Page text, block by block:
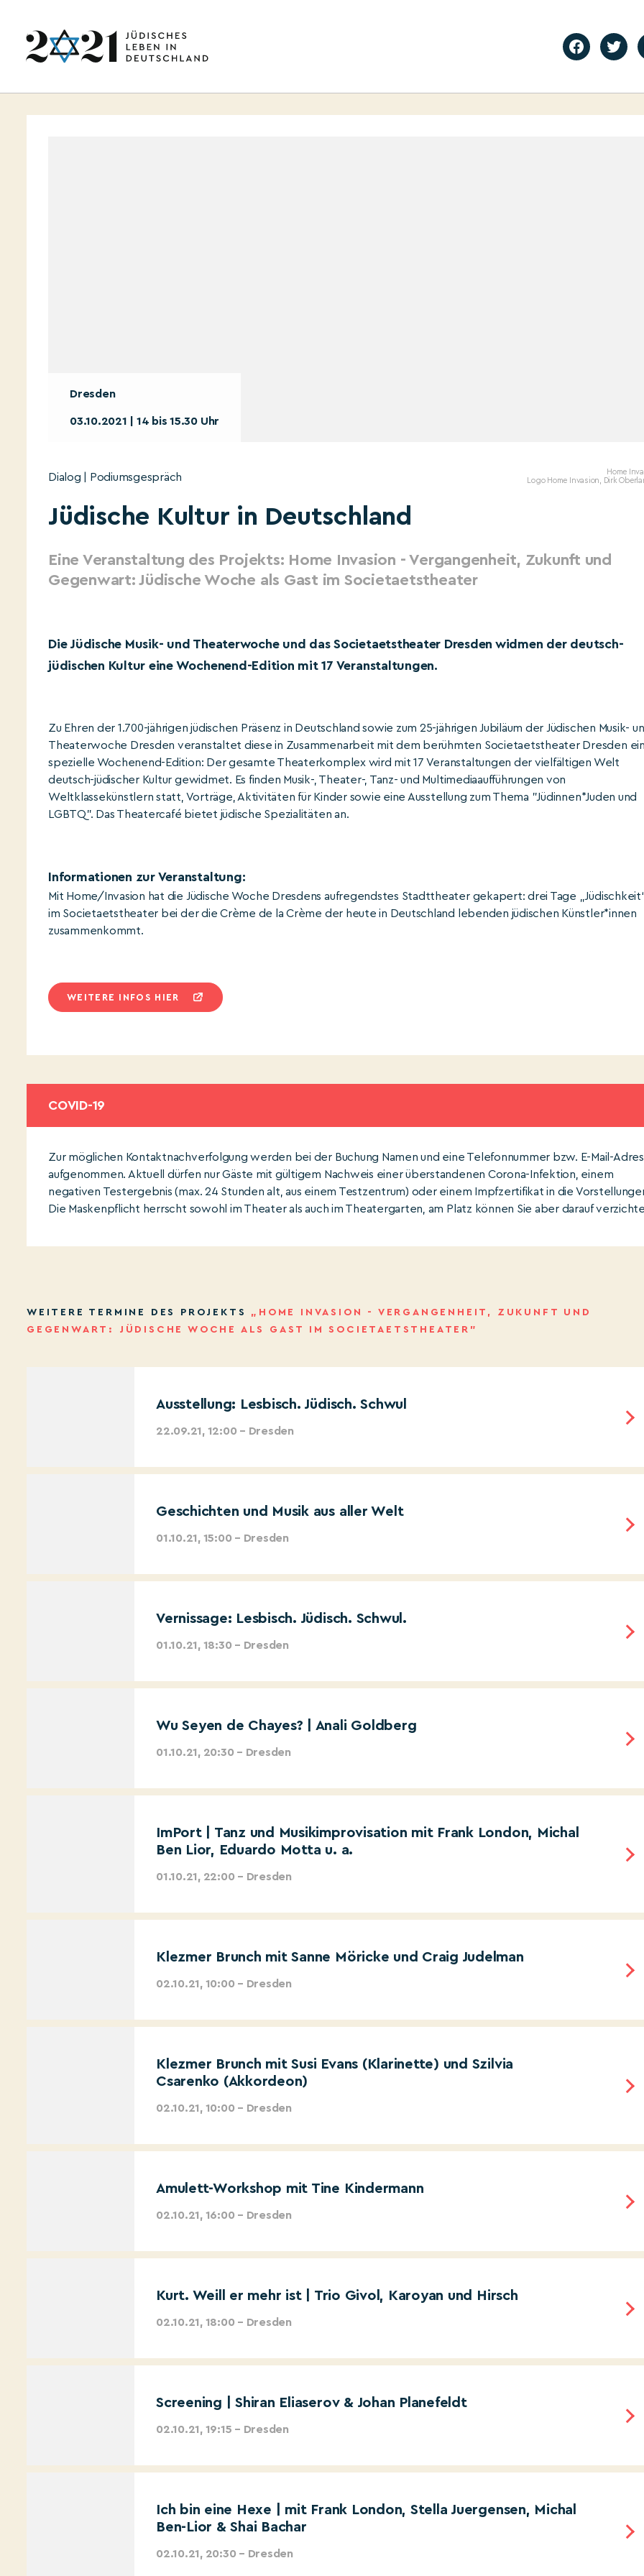
Dresden
03.10.2021 | 14 bis 15.30 Uhr
Home
Logo Home Invasion, Dirk
Dialog | Podiumsgespräch
Jüdische Kultur in Deutschland
Eine Veranstaltung des Projekts: Home Invasion - Vergangenheit, Zukunft und
Gegenwart: Jüdische Woche als Gast im Societaetstheater
Die Jüdische Musik- und Theaterwoche und das Societaetstheater Dresden widmen der deutsch-
jüdischen Kultur eine Wochenend-Edition mit 17 Veranstaltungen.
Zu Ehren der 1.700-jährigen jüdischen Präsenz in Deutschland sowie zum 25-jährigen Jubiläum der Jüdischen Musik-
Theaterwoche Dresden veranstaltet diese in Zusammenarbeit mit dem berühmten Societaetstheater Dresden
spezielle Wochenend-Edition: Der gesamte Theaterkomplex wird mit 17 Veranstaltungen der vielfältigen Welt
deutsch-jüdischer Kultur gewidmet. Es finden Musik-, Theater-, Tanz- und Multimediaaufführungen von
Weltklassekünstlern statt, Vorträge, Aktivitäten für Kinder sowie eine Ausstellung zum Thema "Jüdinnen*Juden und
LGBTQ". Das Theatercafé bietet jüdische Spezialitäten an.
Informationen zur Veranstaltung:
Mit Home/Invasion hat die Jüdische Woche Dresdens aufregendstes Stadttheater gekapert: drei Tage
im Societaetstheater bei der die Crème de la Crème der heute in Deutschland lebenden jüdischen Künstler*innen
zusammenkommt.
WEITERE INFOS HIER
COVID-19
Zur möglichen Kontaktnachverfolgung werden bei der Buchung Namen und eine Telefonnummer bzw. E-Mail-
aufgenommen. Aktuell dürfen nur Gäste mit gültigem Nachweis einer überstandenen Corona-Infektion, einem
negativen Testergebnis (max. 24 Stunden alt, aus einem Testzentrum) oder einem Impfzertifikat in die
Die Maskenpflicht herrscht sowohl im Theater als auch im Theatergarten, am Platz können Sie aber darauf
WEITERE TERMINE DES PROJEKTS „HOME INVASION - VERGANGENHEIT, ZUKUNFT UND
GEGENWART: JÜDISCHE WOCHE ALS GAST IM SOCIETAETSTHEATER”
Ausstellung: Lesbisch. Jüdisch. Schwul
22.09.21, 12:00 – Dresden
Geschichten und Musik aus aller Welt
01.10.21, 15:00 – Dresden
Vernissage: Lesbisch. Jüdisch. Schwul.
01.10.21, 18:30 – Dresden
Wu Seyen de Chayes? | Anali Goldberg
01.10.21, 20:30 – Dresden
ImPort | Tanz und Musikimprovisation mit Frank London, Michal
Ben Lior, Eduardo Motta u. a.
01.10.21, 22:00 – Dresden
Klezmer Brunch mit Sanne Möricke und Craig Judelman
02.10.21, 10:00 – Dresden
Klezmer Brunch mit Susi Evans (Klarinette) und Szilvia
Csarenko (Akkordeon)
02.10.21, 10:00 – Dresden
Amulett-Workshop mit Tine Kindermann
02.10.21, 16:00 – Dresden
Kurt. Weill er mehr ist | Trio Givol, Karoyan und Hirsch
02.10.21, 18:00 – Dresden
Screening | Shiran Eliaserov & Johan Planefeldt
02.10.21, 19:15 – Dresden
Ich bin eine Hexe | mit Frank London, Stella Juergensen, Michal
Ben-Lior & Shai Bachar
02.10.21, 20:30 – Dresden